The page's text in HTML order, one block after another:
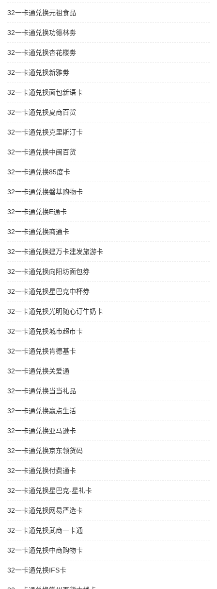
32一卡通兑换元祖食品
32一卡通兑换功德林劵
32一卡通兑换杏花楼劵
32一卡通兑换新雅劵
32一卡通兑换面包新语卡
32一卡通兑换夏商百货
32一卡通兑换克里斯汀卡
32一卡通兑换中闽百货
32一卡通兑换85度卡
32一卡通兑换磐基购物卡
32一卡通兑换E通卡
32一卡通兑换商通卡
32一卡通兑换建万卡建发旅游卡
32一卡通兑换向阳坊面包券
32一卡通兑换星巴克中杯券
32一卡通兑换光明随心订牛奶卡
32一卡通兑换城市超市卡
32一卡通兑换肯德基卡
32一卡通兑换关爱通
32一卡通兑换当当礼品
32一卡通兑换赢点生活
32一卡通兑换亚马逊卡
32一卡通兑换京东领货码
32一卡通兑换付费通卡
32一卡通兑换星巴克-星礼卡
32一卡通兑换网易严选卡
32一卡通兑换武商一卡通
32一卡通兑换中商购物卡
32一卡通兑换IFS卡